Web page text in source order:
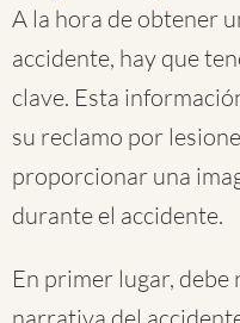
A la hora de obtener
accidente, hay que
clave. Esta
su reclamo por
proporcionar una
durante el accidente.
En primer lugar,